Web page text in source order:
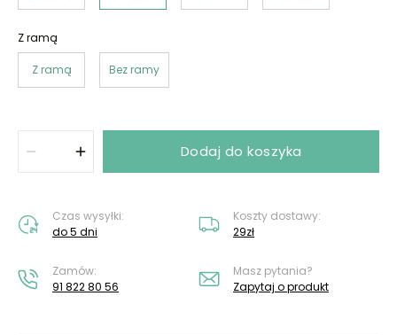
Z ramą
Z ramą Bez ramy
Dodaj do koszyka
Czas wysyłki:
do 5 dni
Koszty dostawy:
29zł
Zamów:
91 822 80 56
Masz pytania?
Zapytaj o produkt